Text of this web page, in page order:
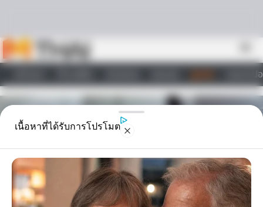
วอลเปเ
ไลฟ์สไตล์
เนื้อหาที่ได้รับการโปรโมต